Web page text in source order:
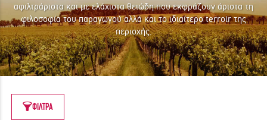
ΕΚΠΛΗΚΤΙΚΑ ΚΡΑΣΙΑ ΑΠΟ ΟΛΟ ΤΟΝ ΚΟΣΜΟ ΣΤΗΝ ΠΟΡΤΑ ΣΟΥ ΣΕ
ΜΟΝΑΔΙΚΕΣ ΠΡΟΣΦΟΡΕΣ!
ΓΙΝΕ ΜΕΛΟΣ
αφιλτράριστα και με ελάχιστα θειώδη που εκφράζουν άριστα τη
φιλοσοφία του παραγωγού αλλά και το ιδιαίτερο terroir της
περιοχής.
ΦΙΛΤΡΑ